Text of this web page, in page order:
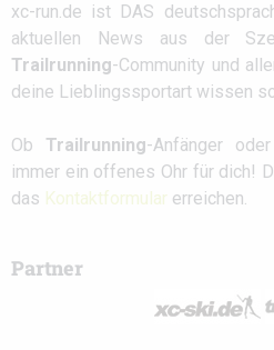
xc-run.de ist DAS
aktuellen News aus der
Trailrunning-Community und
deine Lieblingssportart wissen
Ob Trailrunning-Anfänger
immer ein offenes Ohr für dich!
das Kontaktformular erreichen.
Partner